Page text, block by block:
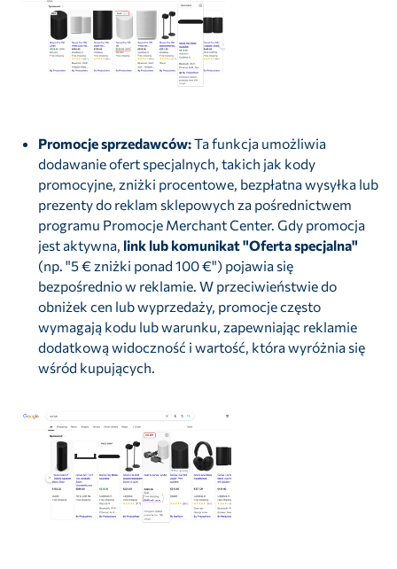
Promocje sprzedawców:Ta funkcja umożliwia
dodawanie ofert specjalnych, takich jak kody
promocyjne, zniżki procentowe, bezpłatna wysyłka lub
prezenty do reklam sklepowych za pośrednictwem
programu Promocje Merchant Center. Gdy promocja
jest aktywna, link lub komunikat "Oferta specjalna"
(np. "5 € zniżki ponad 100 €") pojawia się
bezpośrednio w reklamie. W przeciwieństwie do
obniżek cen lub wyprzedaży, promocje często
wymagają kodu lub warunku, zapewniając reklamie
dodatkową widoczność i wartość, która wyróżnia się
wśród kupujących.